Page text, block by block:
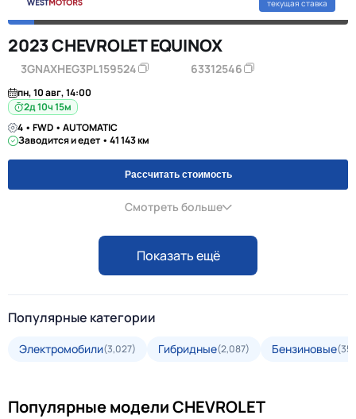
текущая ставка
2023 CHEVROLET EQUINOX
3GNAXHEG3PL159524 63312546
пн, 10 авг, 14:00
2д 10ч 15м
4 • FWD • AUTOMATIC
Заводится и едет • 41 143 км
Рассчитать стоимость
Смотреть больше
Показать ещё
Популярные категории
Электромобили(3,027) Гибридные(2,087) Бензиновые
Популярные модели CHEVROLET